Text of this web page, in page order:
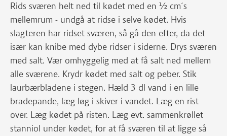
Rids sværen helt ned til kødet med en ½ cm´s
mellemrum - undgå at ridse i selve kødet. Hvis
slagteren har ridset sværen, så gå den efter, da det
især kan knibe med dybe ridser i siderne. Drys sværen
med salt. Vær omhyggelig med at få salt ned mellem
alle sværene. Krydr kødet med salt og peber. Stik
laurbærbladene i stegen. Hæld 3 dl vand i en lille
bradepande, læg løg i skiver i vandet. Læg en rist
over. Læg kødet på risten. Læg evt. sammenkrøllet
stanniol under kødet, for at få sværen til at ligge så